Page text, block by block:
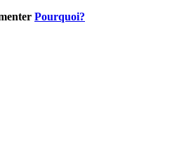
Pourquoi?